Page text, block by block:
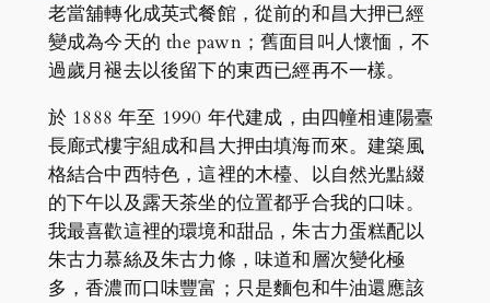
老當舖轉化成英式餐館，從前的和昌大押已經
變成為今天的 the pawn；舊面目叫人懷愐，不
過歲月褪去以後留下的東西已經再不一樣。
於 1888 年至 1990 年代建成，由四幢相連陽臺
長廊式樓宇組成和昌大押由填海而來。建築風
格結合中西特色，這裡的木檯、以自然光點綴
的下午以及露天茶坐的位置都乎合我的口味。
我最喜歡這裡的環境和甜品，朱古力蛋糕配以
朱古力慕絲及朱古力條，味道和層次變化極
多，香濃而口味豐富；只是麵包和牛油還應該